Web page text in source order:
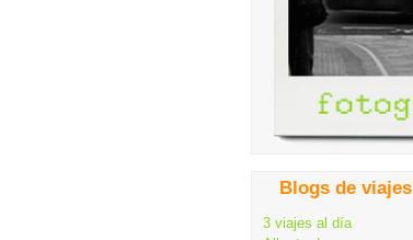
Blogs de viajes
3 viajes al día